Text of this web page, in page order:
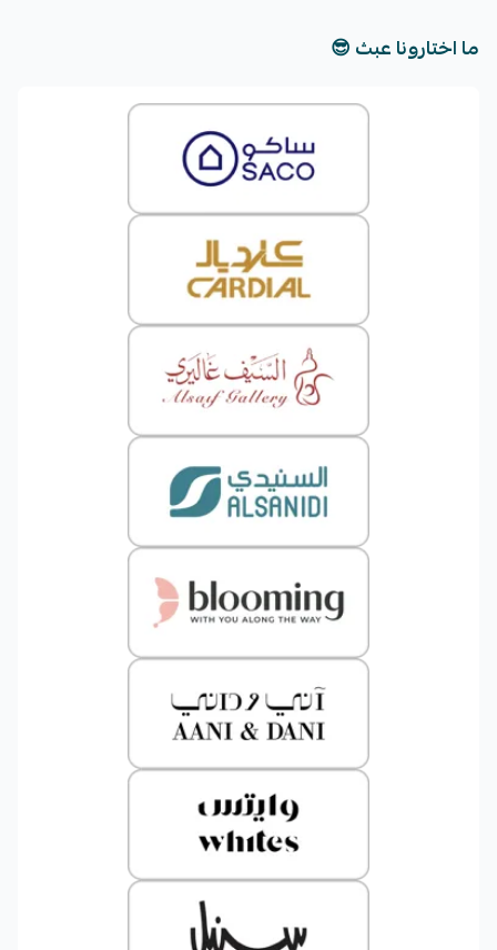
وغيرها من قنوات البيع. قسّم الطلبات، أو أوقفها مؤقتًا، أو
اشحنها بناءً على قواعدك الخاصة التي تحددها مسبقًا.
✅ الشحن وإدارة شركات الشحن المتعددة:
أكثر من 400 شركة شحن محلية ودولية باستخدام أسعار
أوتو المخفّضة أو عقودك الخاصة.
✅ ليس لديك عقد مع شركة شحن؟ لا مشكلة:
سعودي مع أكثر من 30 شركة شحن — بدون الحاجة
✅ تنفيذ الطلبات من المستودع: جمع عناصر طلباتك
وعبئها وغلفها وأدر كل هذه العمليات باستخدام تطبيق
الجوال أوتو باك (OTO PACK)، كذلك تابع المخزون وقلل
الأخطاء وسرّع أداء الفريق داخل المستودع.
✅ إدارة السائقين: عيّن وتتبع فريق التوصيل الخاص بك
باستخدام OTO FLEX. حسّن سرعة التوصيل وقلل من
✅ إدارة المرتجعات: عالج مرتجعات عملائك بمرونة تعكس
هوية علامتك التجارية. وأتمت عمليات الإرجاع لتقلل من
ما اختارونا عبث 😎